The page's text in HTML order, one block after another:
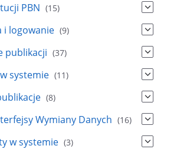
PBN (15)
i logowanie (9)
publikacji (37)
systemie (11)
(8)
Wymiany Danych (16)
w systemie (3)